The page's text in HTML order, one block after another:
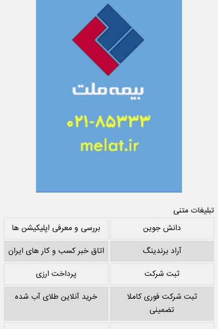
تبلیغات متنی
دانش جوین
بررسی و معرفی اپلیکیشن ها
آراد برندینگ
اتاق خبر کسب و کار های ایران
ثبت شرکت
پرداخت ارزی
ثبت شرکت فوری کاملا
تضمینی
خرید آنلاین طلای آب شده